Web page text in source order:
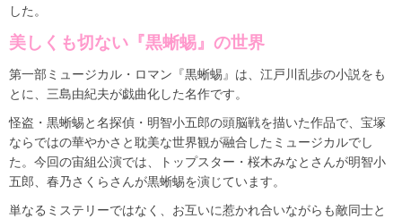
した。
美しくも切ない『黒蜥蜴』の世界
第一部ミュージカル・ロマン『黒蜥蜴』は、江戸川乱歩の小説をも
とに、三島由紀夫が戯曲化した名作です。
怪盗・黒蜥蜴と名探偵・明智小五郎の頭脳戦を描いた作品で、宝塚
ならではの華やかさと耽美な世界観が融合したミュージカルでし
た。今回の宙組公演では、トップスター・桜木みなとさんが明智小
五郎、春乃さくらさんが黒蜥蜴を演じています。
単なるミステリーではなく、お互いに惹かれ合いながらも敵同士と